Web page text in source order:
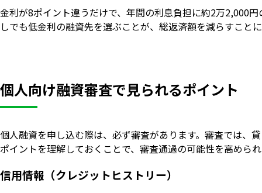
金利が8ポイント違うだけで、年間の利息負担に約2万2,000
しでも低金利の融資先を選ぶことが、総返済額を減らすこと
個人向け融資審査で見られるポイント
個人融資を申し込む際は、必ず審査があります。審査では、
ポイントを理解しておくことで、審査通過の可能性を高めら
信用情報（クレジットヒストリー）